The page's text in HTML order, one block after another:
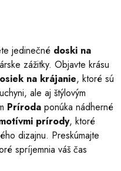
jedinečné doski na
zážitky. Objavte krásu
na krájanie, ktoré sú
ale aj štýlovým
Príroda ponúka nádherné
prírody, ktoré
dizajnu. Preskúmajte
spríjemnia váš čas